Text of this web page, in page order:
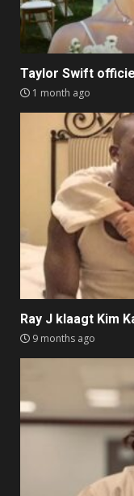
Taylor Swift
1 month ago
Ray J klaagt Kim
9 months ago